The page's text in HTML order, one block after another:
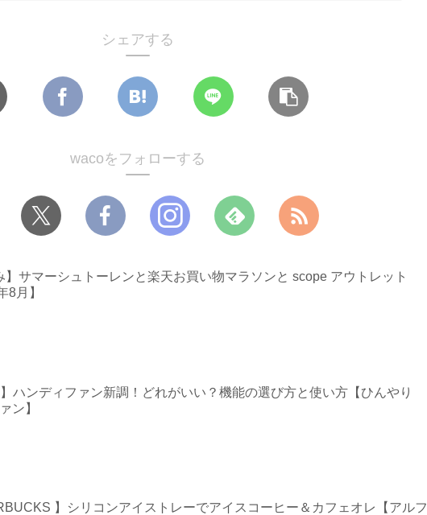
シェアする
wacoをフォローする
】サマーシュトーレンと楽天お買い物マラソンと scope アウトレット
8月】
】ハンディファン新調！どれがいい？機能の選び方と使い方【ひんやり
ン】
】シリコンアイストレーでアイスコーヒー＆カフェオレ【アルフ